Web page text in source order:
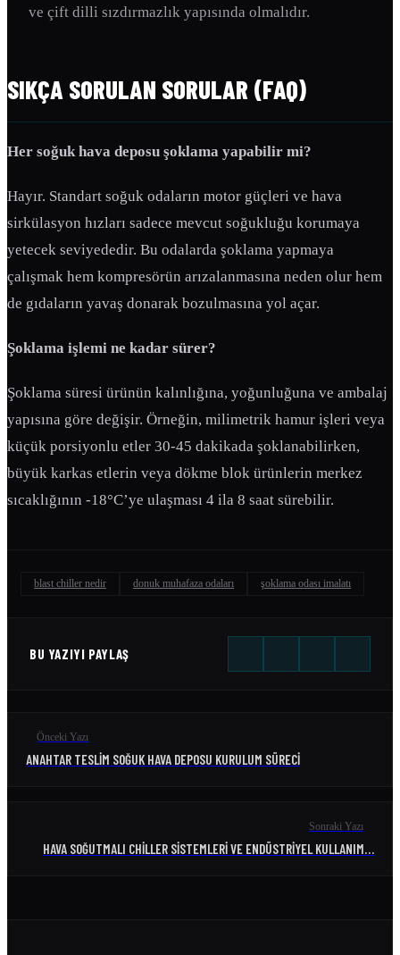
ve çift dilli sızdırmazlık yapısında olmalıdır.
SIKÇA SORULAN SORULAR (FAQ)
Her soğuk hava deposu şoklama yapabilir mi?
Hayır. Standart soğuk odaların motor güçleri ve hava
sirkülasyon hızları sadece mevcut soğukluğu korumaya
yetecek seviyededir. Bu odalarda şoklama yapmaya
çalışmak hem kompresörün arızalanmasına neden olur hem
de gıdaların yavaş donarak bozulmasına yol açar.
Şoklama işlemi ne kadar sürer?
Şoklama süresi ürünün kalınlığına, yoğunluğuna ve ambalaj
yapısına göre değişir. Örneğin, milimetrik hamur işleri veya
küçük porsiyonlu etler 30-45 dakikada şoklanabilirken,
büyük karkas etlerin veya dökme blok ürünlerin merkez
sıcaklığının -18°C’ye ulaşması 4 ila 8 saat sürebilir.
blast chiller nedir donuk muhafaza odaları şoklama odası imalatı
BU YAZIYI PAYLAŞ
Önceki Yazı
ANAHTAR TESLIM SOĞUK HAVA DEPOSU KURULUM SÜRECI
Sonraki Yazı
HAVA SOĞUTMALI CHILLER SISTEMLERI VE ENDÜSTRIYEL KULLANIM…